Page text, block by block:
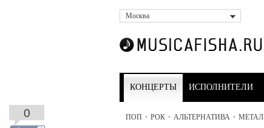
Москва
КОНЦЕРТЫ ИСПОЛНИТЕЛИ
ПОП • РОК • АЛЬТЕРНАТИВА • МЕТАЛ
0